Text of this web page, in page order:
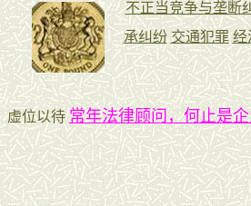
虚位以待常年法律顾问，何止是